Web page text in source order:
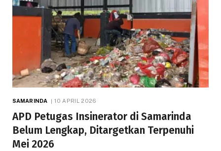
SAMARINDA 10 APRIL 2026
APD Petugas Insinerator di Samarinda
Belum Lengkap, Ditargetkan Terpenuhi
Mei 2026